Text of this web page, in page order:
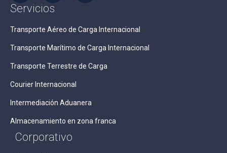
Servicios
Transporte Aéreo de Carga Internacional
Transporte Marítimo de Carga Internacional
Transporte Terrestre de Carga
Courier Internacional
Intermediación Aduanera
Almacenamiento en zona franca
Corporativo